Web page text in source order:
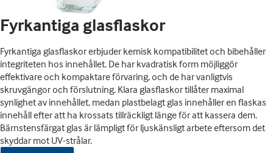
Fyrkantiga glasflaskor
Fyrkantiga glasflaskor erbjuder kemisk kompatibilitet och bibehåller
integriteten hos innehållet. De har kvadratisk form möjliggör
effektivare och kompaktare förvaring, och de har vanligtvis
skruvgängor och förslutning. Klara glasflaskor tillåter maximal
synlighet av innehållet, medan plastbelagt glas innehåller en flaskas
innehåll efter att ha krossats tillräckligt länge för att kassera dem.
Bärnstensfärgat glas är lämpligt för ljuskänsligt arbete eftersom det
skyddar mot UV-strålar.